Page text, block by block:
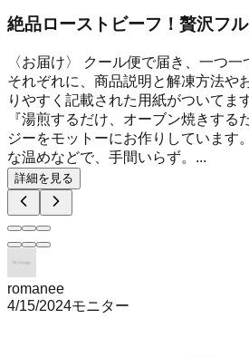
絶品ローストビーフ！贅沢フ
〈お届け〉 クール便で届き、一つ一
それぞれに、商品説明と解凍方法や
りやすく記載された用紙がついてま
『湯煎するだけ、オーブン焼きする
ジーをモットーにお作りしています
な温めなどで、手間いらず。...
詳細を見る
romanee
4/15/2024モニター